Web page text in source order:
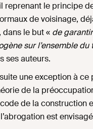
reprenant le principe
de voisinage,
le but « de
sur l’ensemble du
ses auteurs.
une exception à ce
de la
code de la construction
est